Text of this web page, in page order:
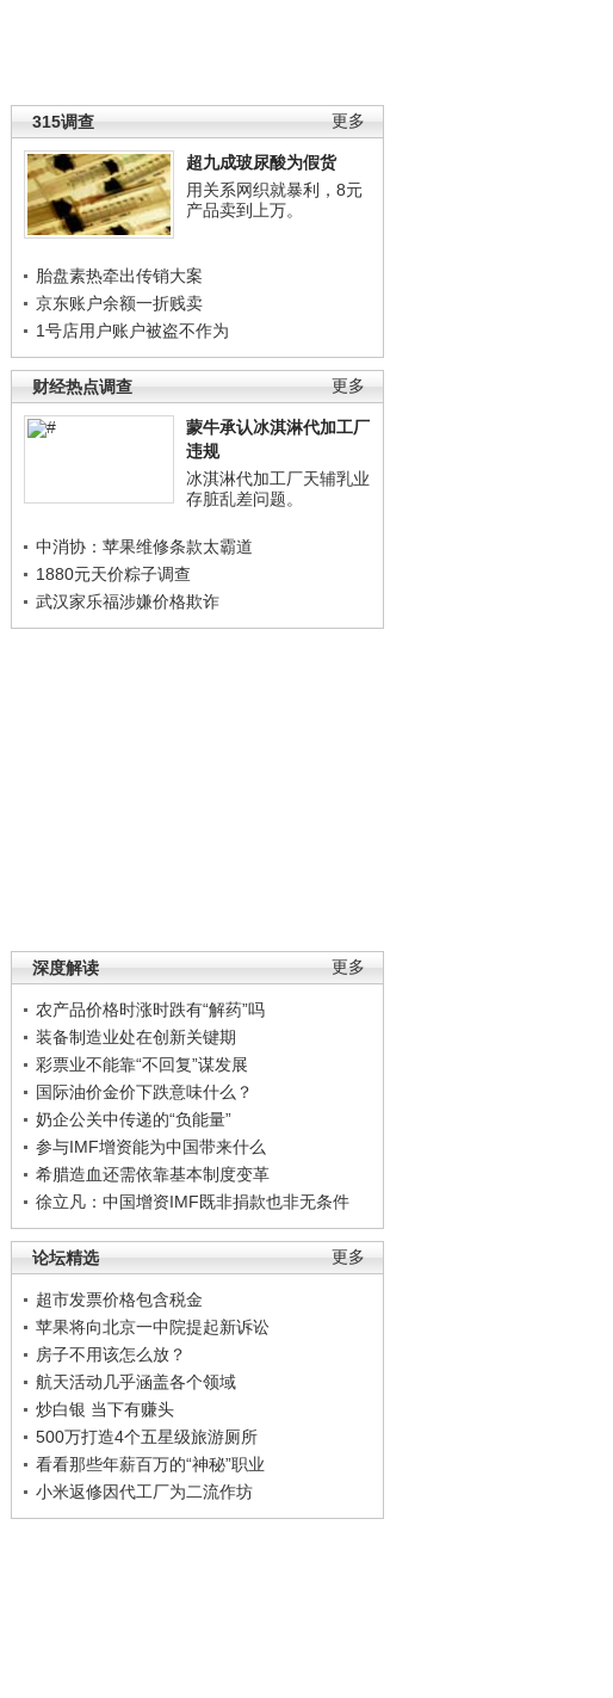
更多
315调查
超九成玻尿酸为假货
用关系网织就暴利，8元
产品卖到上万。
胎盘素热牵出传销大案
京东账户余额一折贱卖
1号店用户账户被盗不作为
更多
财经热点调查
蒙牛承认冰淇淋代加工厂
违规
冰淇淋代加工厂天辅乳业
存脏乱差问题。
中消协：苹果维修条款太霸道
1880元天价粽子调查
武汉家乐福涉嫌价格欺诈
更多
深度解读
农产品价格时涨时跌有“解药”吗
装备制造业处在创新关键期
彩票业不能靠“不回复”谋发展
国际油价金价下跌意味什么？
奶企公关中传递的“负能量”
参与IMF增资能为中国带来什么
希腊造血还需依靠基本制度变革
徐立凡：中国增资IMF既非捐款也非无条件
更多
论坛精选
超市发票价格包含税金
苹果将向北京一中院提起新诉讼
房子不用该怎么放？
航天活动几乎涵盖各个领域
炒白银 当下有赚头
500万打造4个五星级旅游厕所
看看那些年薪百万的“神秘”职业
小米返修因代工厂为二流作坊